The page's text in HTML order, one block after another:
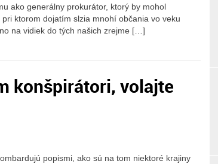
ako generálny prokurátor, ktorý by mohol
ktorom dojatím slzia mnohí občania vo veku
na vidiek do tých našich zrejme […]
konšpirátori, volajte
popismi, ako sú na tom niektoré krajiny